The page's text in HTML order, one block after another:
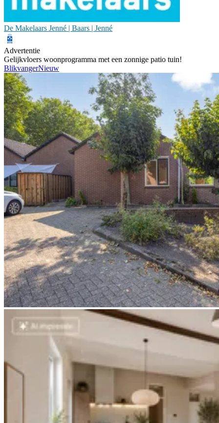
De Makelaars Jenné | Baars | Jenné
Advertentie
Gelijkvloers woonprogramma met een zonnige patio tuin!
BlikvangerNieuw